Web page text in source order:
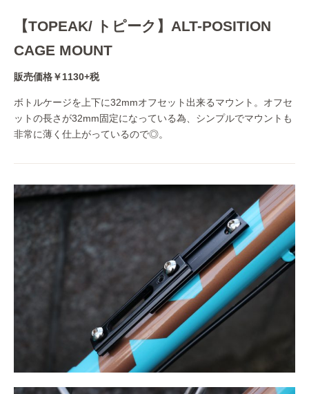
【TOPEAK/ トピーク】ALT-POSITION
CAGE MOUNT
販売価格￥1130+税
ボトルケージを上下に32mmオフセット出来るマウント。オフセ
ットの長さが32mm固定になっている為、シンプルでマウントも
非常に薄く仕上がっているので◎。